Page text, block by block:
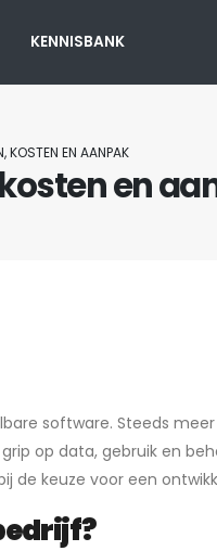
KENNISBANK
KOSTEN EN AANPAK
en
software. Steeds
op data, gebruik en
de keuze voor een